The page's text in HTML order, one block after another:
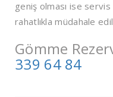
geniş olması ise
rahatlıkla müdahale
Gömme
339 64 84